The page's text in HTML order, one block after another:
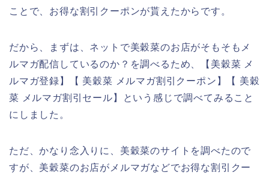
ことで、お得な割引クーポンが貰えたからです。
だから、まずは、ネットで美穀菜のお店がそもそもメ
ルマガ配信しているのか？を調べるため、【美穀菜 メ
ルマガ登録】【 美穀菜 メルマガ割引クーポン】【 美穀
菜 メルマガ割引セール】という感じで調べてみること
にしました。
ただ、かなり念入りに、美穀菜のサイトを調べたので
すが、美穀菜のお店がメルマガなどでお得な割引クー